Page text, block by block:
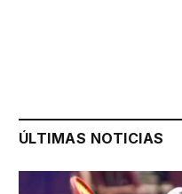
ÚLTIMAS NOTICIAS